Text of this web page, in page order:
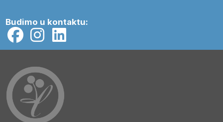
Budimo u kontaktu: